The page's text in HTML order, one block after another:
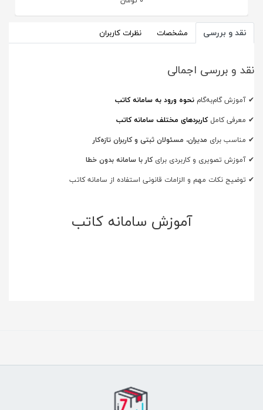
نقد و بررسی مشخصات نظرات کاربران
نقد و بررسی اجمالی
آموزش گام‌به‌گام نحوه ورود به سامانه کاتب
✔
معرفی کاملکاربردهای مختلف سامانه کاتب
✔
مناسب برای مدیران، مسئولان ثبتی و کاربران تازه‌کار
✔
آموزش تصویری و کاربردی برایکار با سامانه بدون خطا
✔
توضیح نکات مهم و الزامات قانونی استفاده از سامانه کاتب ✔
آموزش سامانه کاتب